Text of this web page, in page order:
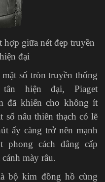
giữa nét đẹp truyền
đại
số tròn truyền thống
hiện đại, Piaget
đã khiến cho không ít
nâu thiên thạch có lẽ
ấy càng trở nên mạnh
cách đẳng cấp
mày râu.
bộ kim đồng hồ cùng